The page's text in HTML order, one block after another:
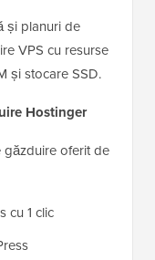
și planuri de
VPS cu resurse
și stocare SSD.
Hostinger
găzduire oferit de
cu 1 clic